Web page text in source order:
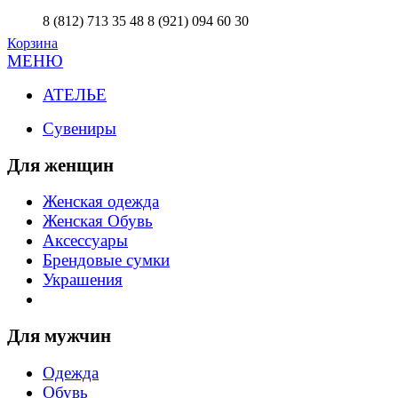
8 (812) 713 35 48 8 (921) 094 60 30
Корзина
МЕНЮ
АТЕЛЬЕ
Сувениры
Для женщин
Женская одежда
Женская Обувь
Аксессуары
Брендовые сумки
Украшения
Для мужчин
Одежда
Обувь